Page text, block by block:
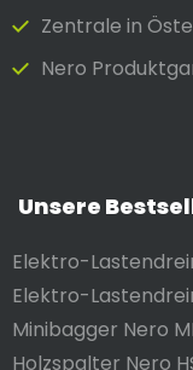
Zentrale in
Nero
Unsere
Elektro-
Elektro-
Minibagger Nero
Holzspalter Nero